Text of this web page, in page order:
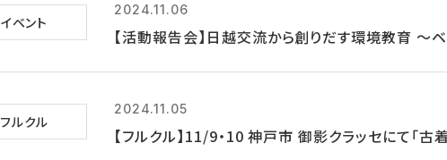
イベント
2024.11.06
【活動報告会】日越交流から創りだす環境教育 ～
フルクル
2024.11.05
【フルクル】11/9・10 神戸市 御影クラッセにて「古